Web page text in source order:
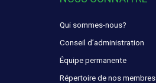
Qui sommes-nous?
Conseil d’administration
Équipe permanente
Répertoire de nos membres